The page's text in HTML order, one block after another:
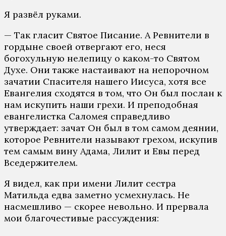
Я развёл руками.
— Так гласит Святое Писание. А Ревнители в
гордыне своей отвергают его, неся
богохульную нелепицу о каком-то Святом
Духе. Они также настаивают на непорочном
зачатии Спасителя нашего Иисуса, хотя все
Евангелия сходятся в том, что Он был послан к
нам искупить наши грехи. И преподобная
евангелистка Саломея справедливо
утверждает: зачат Он был в том самом деянии,
которое Ревнители называют грехом, искупив
тем самым вину Адама, Лилит и Евы перед
Вседержителем.
Я видел, как при имени Лилит сестра
Матильда едва заметно усмехнулась. Не
насмешливо — скорее невольно. И прервала
мои благочестивые рассуждения: